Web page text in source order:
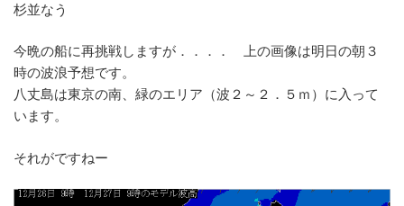
杉並なう
今晩の船に再挑戦しますが．．．． 上の画像は明日の朝３
時の波浪予想です。
八丈島は東京の南、緑のエリア（波２～２．５ｍ）に入って
います。
それがですねー